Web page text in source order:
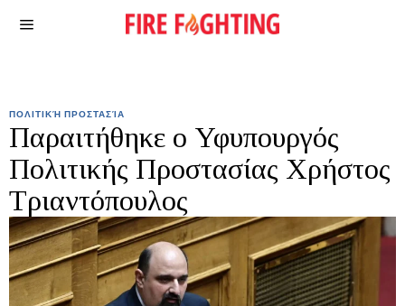
ΠΟΛΙΤΙΚΉ ΠΡΟΣΤΑΣΊΑ
Παραιτήθηκε ο Υφυπουργός
Πολιτικής Προστασίας Χρήστος
Τριαντόπουλος